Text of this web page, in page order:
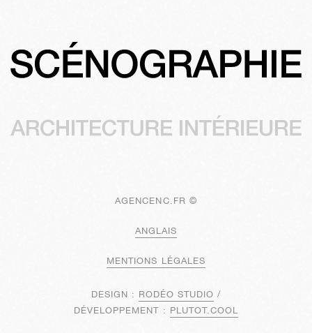
AGENCENC.FR ©
ANGLAIS
MENTIONS LÉGALES
DESIGN : RODÉO STUDIO /
DÉVELOPPEMENT : PLUTOT.COOL